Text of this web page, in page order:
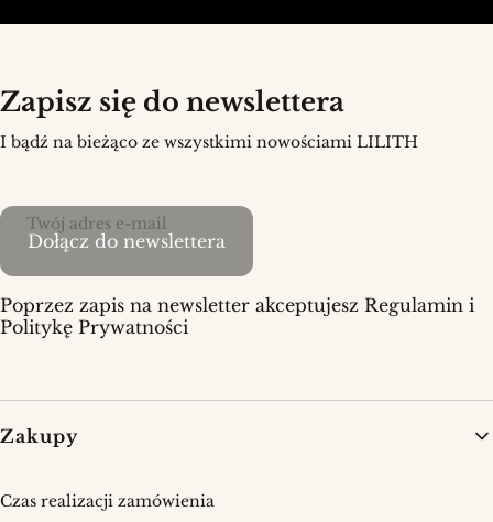
Zapisz się do newslettera
I bądź na bieżąco ze wszystkimi nowościami LILITH
Twój adres e-mail
Dołącz do newslettera
Poprzez zapis na newsletter akceptujesz Regulamin i
Politykę Prywatności
Linki w stopce
Zakupy
Czas realizacji zamówienia